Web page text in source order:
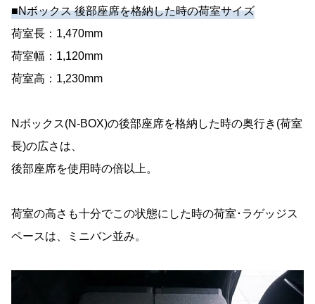
■Nボックス 後部座席を格納した時の荷室サイズ
荷室長：1,470mm
荷室幅：1,120mm
荷室高：1,230mm
Nボックス(N-BOX)の後部座席を格納した時の奥行き(荷室
長)の広さは、
後部座席を使用時の倍以上。
荷室の高さも十分でこの状態にした時の荷室･ラゲッジス
ペースは、ミニバン並み。